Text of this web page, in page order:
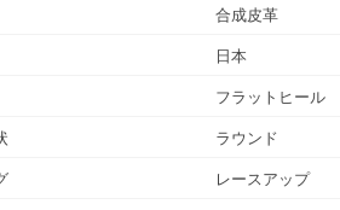
合成皮革
日本
フラットヒール
ラウンド
レースアップ